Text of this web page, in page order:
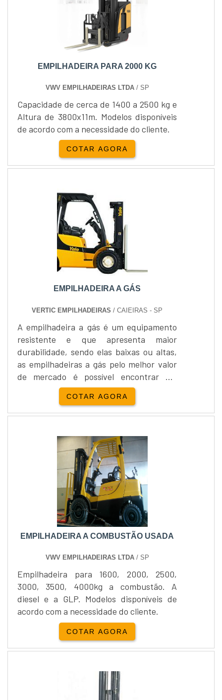
EMPILHADEIRA PARA 2000 KG
VWV EMPILHADEIRAS LTDA/ SP
Capacidade de cerca de 1400 a 2500 kg e
Altura de 3800x11m. Modelos disponíveis
de acordo com a necessidade do cliente.
COTAR AGORA
EMPILHADEIRA A GÁS
VERTIC EMPILHADEIRAS / CAIEIRAS - SP
A empilhadeira a gás é um equipamento
resistente e que apresenta maior
durabilidade, sendo elas baixas ou altas,
as empilhadeiras a gás pelo melhor valor
de mercado é possível encontrar em
empresas especializadas em sua
comercialização. Onde utilizar este tipo
de equipamento A empilhadeira mais em
transportes ou movimentação de carga,
possibilitando contatar um representante
e saber o preço deste equipamento, a....
COTAR AGORA
EMPILHADEIRA A COMBUSTÃO USADA
VWV EMPILHADEIRAS LTDA/ SP
Empilhadeira para 1600, 2000, 2500,
3000, 3500, 4000kg a combustão. A
diesel e a GLP. Modelos disponíveis de
acordo com a necessidade do cliente.
COTAR AGORA